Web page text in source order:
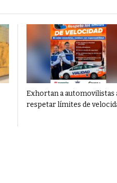
Exhortan a automovilistas
respetar límites de